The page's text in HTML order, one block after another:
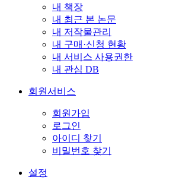
내 책장
내 최근 본 논문
내 저작물관리
내 구매·신청 현황
내 서비스 사용권한
내 관심 DB
회원서비스
회원가입
로그인
아이디 찾기
비밀번호 찾기
설정